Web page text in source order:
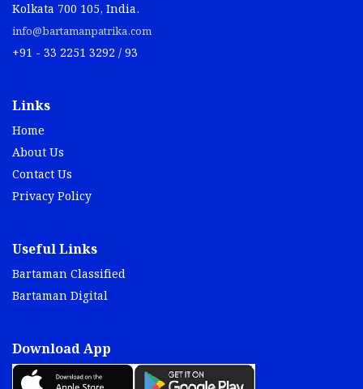
Kolkata 700 105, India.
info@bartamanpatrika.com
+91 - 33 2251 3292 / 93
Links
Home
About Us
Contact Us
Privacy Policy
Useful Links
Bartaman Classified
Bartaman Digital
Download App